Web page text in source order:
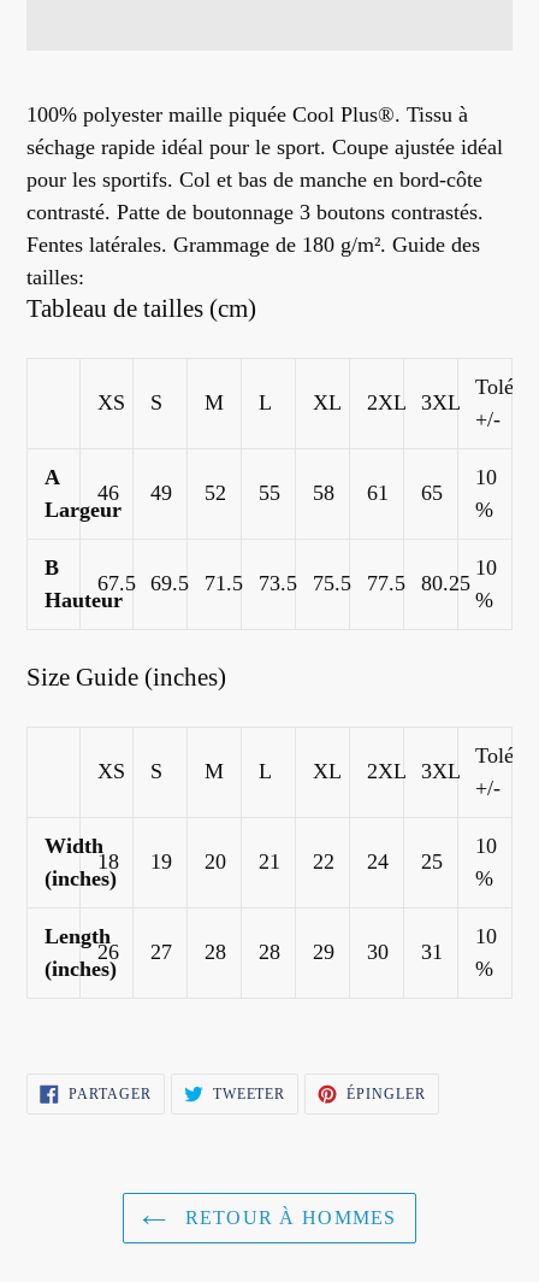
d'un
produit
votre
100% polyester maille piquée Cool Plus®. Tissu à
séchage rapide idéal pour le sport. Coupe ajustée idéal
pour les sportifs. Col et bas de manche en bord-côte
contrasté. Patte de boutonnage 3 boutons contrastés.
Fentes latérales. Grammage de 180 g/m². Guide des
tailles:
Tableau de tailles (cm)
XS S M L XL 2XL 3XL
+/-
A
Largeur
46 49 52 55 58 61 65
10
%
B
Hauteur
67.5 69.5 71.5 73.5 75.5 77.5 80.25
10
%
Size Guide (inches)
XS S M L XL 2XL 3XL
+/-
Width
(inches)
18 19 20 21 22 24 25
10
%
Length
(inches)
26 27 28 28 29 30 31
10
%
PARTAGER PARTAGERTWEETER TWEETERÉPINGLER
RETOUR À HOMMES